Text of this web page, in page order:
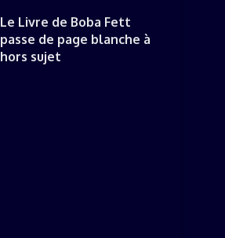
Le Livre de Boba Fett
passe de page blanche à
hors sujet